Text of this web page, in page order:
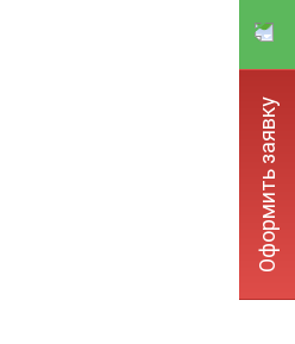
Оформить заявку